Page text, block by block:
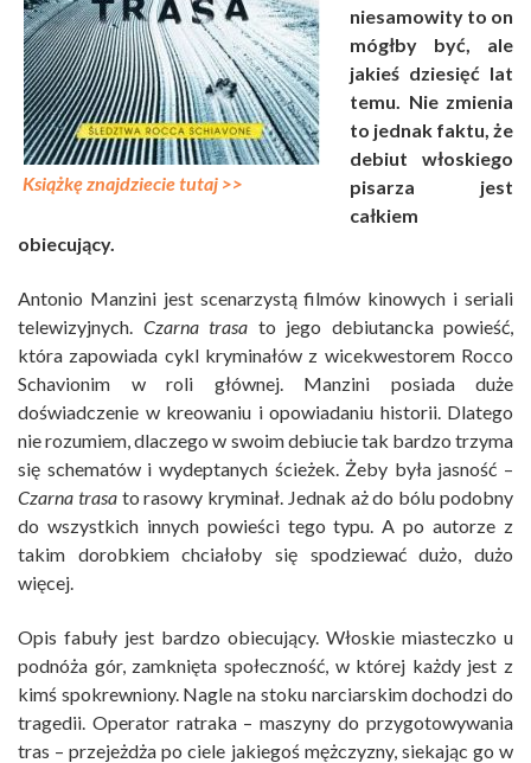
Książkę znajdziecie tutaj >>
niesamowity to on
mógłby być, ale
jakieś dziesięć lat
temu. Nie zmienia
to jednak faktu, że
debiut włoskiego
pisarza jest
całkiem
obiecujący.
Antonio Manzini jest scenarzystą filmów kinowych i seriali
telewizyjnych. Czarna trasa to jego debiutancka powieść,
która zapowiada cykl kryminałów z wicekwestorem Rocco
Schavionim w roli głównej. Manzini posiada duże
doświadczenie w kreowaniu i opowiadaniu historii. Dlatego
nie rozumiem, dlaczego w swoim debiucie tak bardzo trzyma
się schematów i wydeptanych ścieżek. Żeby była jasność –
Czarna trasato rasowy kryminał. Jednak aż do bólu podobny
do wszystkich innych powieści tego typu. A po autorze z
takim dorobkiem chciałoby się spodziewać dużo, dużo
więcej.
Opis fabuły jest bardzo obiecujący. Włoskie miasteczko u
podnóża gór, zamknięta społeczność, w której każdy jest z
kimś spokrewniony. Nagle na stoku narciarskim dochodzi do
tragedii. Operator ratraka – maszyny do przygotowywania
tras – przejeżdża po ciele jakiegoś mężczyzny, siekając go w